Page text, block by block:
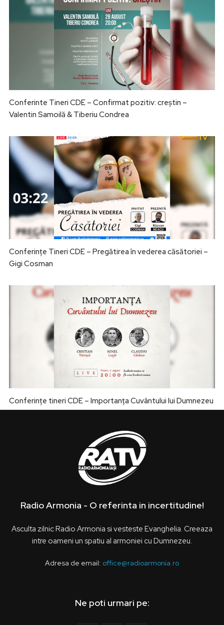
Conferinte Tineri CDE – Confirmat pozitiv: creștin –
Valentin Samoilă & Tiberiu Condrea
Conferințe Tineri CDE – Pregătirea în vederea căsătoriei –
Gigi Cosman
Conferințe tineri CDE – Importanța Cuvântului lui Dumnezeu
Radio Armonia - O referinta in incertitudine!
Asculta zilnic Radio Armonia si vesteste Evanghelia. Creeaza
intre oameni un spatiu al armoniei cu Dumnezeu.
Adresa de email: office@radioarmonia.ro
Ne poti urmari pe: